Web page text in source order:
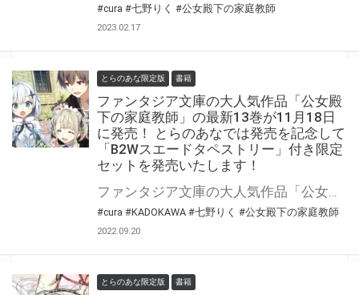
#cura #七野りく #公女殿下の家庭教師
2023.02.17
とらのあな限定版 書籍
ファンタジア文庫の大人気作品「公女殿
下の家庭教師」の最新13巻が11月18日
に発売！ とらのあなでは発売を記念して
「B2Wスエードタペストリー」付き限定
セットを発売いたします！
#cura #KADOKAWA #七野りく #公女殿下の家庭教師
2022.09.20
とらのあな限定版 書籍